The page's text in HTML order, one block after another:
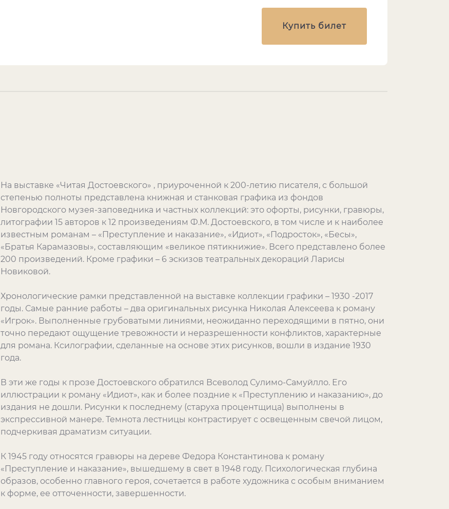
Купить билет
На выставке «Читая Достоевского» , приуроченной к 200-летию писателя, с большой
степенью полноты представлена книжная и станковая графика из фондов
Новгородского музея-заповедника и частных коллекций: это офорты, рисунки, гравюры,
литографии 15 авторов к 12 произведениям Ф.М. Достоевского, в том числе и к наиболее
известным романам – «Преступление и наказание», «Идиот», «Подросток», «Бесы»,
«Братья Карамазовы», составляющим «великое пятикнижие». Всего представлено более
200 произведений. Кроме графики – 6 эскизов театральных декораций Ларисы
Новиковой.
Хронологические рамки представленной на выставке коллекции графики – 1930 -2017
годы. Самые ранние работы – два оригинальных рисунка Николая Алексеева к роману
«Игрок». Выполненные грубоватыми линиями, неожиданно переходящими в пятно, они
точно передают ощущение тревожности и неразрешенности конфликтов, характерные
для романа. Ксилографии, сделанные на основе этих рисунков, вошли в издание 1930
года.
В эти же годы к прозе Достоевского обратился Всеволод Сулимо-Самуйлло. Его
иллюстрации к роману «Идиот», как и более поздние к «Преступлению и наказанию», до
издания не дошли. Рисунки к последнему (старуха процентщица) выполнены в
экспрессивной манере. Темнота лестницы контрастирует с освещенным свечой лицом,
подчеркивая драматизм ситуации.
К 1945 году относятся гравюры на дереве Федора Константинова к роману
«Преступление и наказание», вышедшему в свет в 1948 году. Психологическая глубина
образов, особенно главного героя, сочетается в работе художника с особым вниманием
к форме, ее отточенности, завершенности.